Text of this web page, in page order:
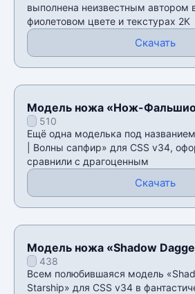
выполнена неизвестным автором
фиолетовом цвете и текстурах 2К
Скачать
Модель ножа «Нож-
сапфир» для CSS v34
510
Ещё одна моделька под
| Волны сапфир» для CSS v34,
сравнили с драгоценным
Скачать
Модель ножа «Shadow
для CSS v34
438
Всем полюбившаяся модель
Starship» для CSS v34 в